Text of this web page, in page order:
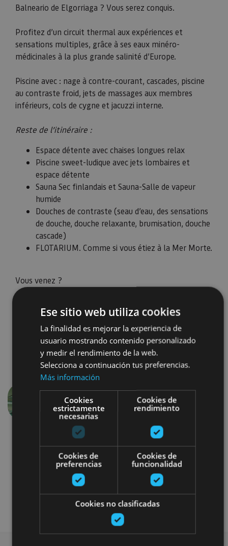
Balneario de Elgorriaga ? Vous serez conquis.
Profitez d’un circuit thermal aux expériences et
sensations multiples, grâce à ses eaux minéro-
médicinales à la plus grande salinité d’Europe.
Piscine avec : nage à contre-courant, cascades, piscine
au contraste froid, jets de massages aux membres
inférieurs, cols de cygne et jacuzzi interne.
Reste de l’itinéraire :
Espace détente avec chaises longues relax
Piscine sweet-ludique avec jets lombaires et
espace détente
Sauna Sec finlandais et Sauna-Salle de vapeur
humide
Douches de contraste (seau d’eau, des sensations
de douche, douche relaxante, brumisation, douche
cascade)
FLOTARIUM. Comme si vous étiez à la Mer Morte.
Vous venez ?
Précédent
Balneario
Ese sitio web utiliza cookies
La finalidad es mejorar la experiencia de
usuario mostrando contenido personalizado
y medir el rendimiento de la web.
Selecciona a continuación tus preferencias.
Más información
Cookies
estrictamente
necesarias
Cookies de
rendimiento
Cookies de
preferencias
Cookies de
funcionalidad
Cookies no clasificadas